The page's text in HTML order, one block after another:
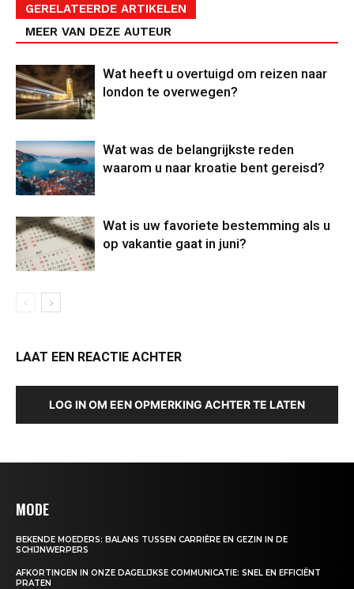
GERELATEERDE ARTIKELEN
MEER VAN DEZE AUTEUR
Wat heeft u overtuigd om reizen naar
london te overwegen?
Wat was de belangrijkste reden
waarom u naar kroatie bent gereisd?
Wat is uw favoriete bestemming als u
op vakantie gaat in juni?
LAAT EEN REACTIE ACHTER
LOG IN OM EEN OPMERKING ACHTER TE LATEN
MODE
BEKENDE MOEDERS: BALANS TUSSEN CARRIÈRE EN GEZIN IN DE
SCHIJNWERPERS
AFKORTINGEN IN ONZE DAGELIJKSE COMMUNICATIE: SNEL EN EFFICIËNT
PRATEN